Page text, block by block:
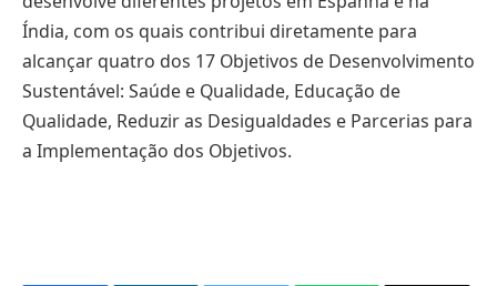
Índia, com os quais contribui diretamente para
alcançar quatro dos 17 Objetivos de Desenvolvimento
Sustentável: Saúde e Qualidade, Educação de
Qualidade, Reduzir as Desigualdades e Parcerias para
a Implementação dos Objetivos.